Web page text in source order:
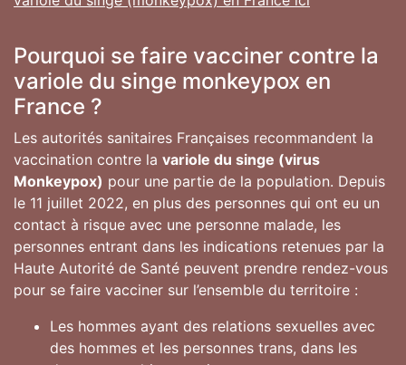
Pourquoi se faire vacciner contre la
variole du singe monkeypox en
France ?
Les autorités sanitaires Françaises recommandent la
vaccination contre la variole du singe (virus
Monkeypox) pour une partie de la population. Depuis
le 11 juillet 2022, en plus des personnes qui ont eu un
contact à risque avec une personne malade, les
personnes entrant dans les indications retenues par la
Haute Autorité de Santé peuvent prendre rendez-vous
pour se faire vacciner sur l’ensemble du territoire :
Les hommes ayant des relations sexuelles avec
des hommes et les personnes trans, dans les